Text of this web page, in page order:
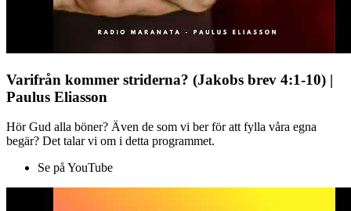
Varifrån kommer striderna? (Jakobs brev 4:1-10) |
Paulus Eliasson
Hör Gud alla böner? Även de som vi ber för att fylla våra egna
begär? Det talar vi om i detta programmet.
Se på YouTube